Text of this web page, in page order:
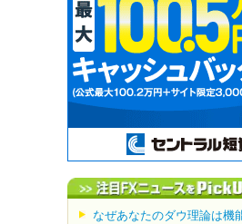
なぜあなたのダウ理論は機